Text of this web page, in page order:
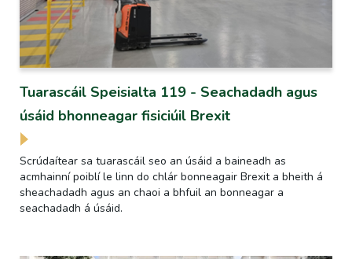
Tuarascáil Speisialta 119 - Seachadadh agus
úsáid bhonneagar fisiciúil Brexit
Scrúdaítear sa tuarascáil seo an úsáid a baineadh as
acmhainní poiblí le linn do chlár bonneagair Brexit a bheith á
sheachadadh agus an chaoi a bhfuil an bonneagar a
seachadadh á úsáid.